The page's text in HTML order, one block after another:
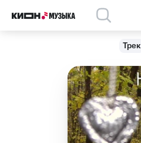
Трек